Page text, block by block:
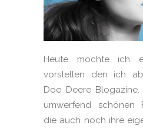
Heute möchte ich
vorstellen den ich
Doe Deere
umwerfend schönen
die auch noch ihre